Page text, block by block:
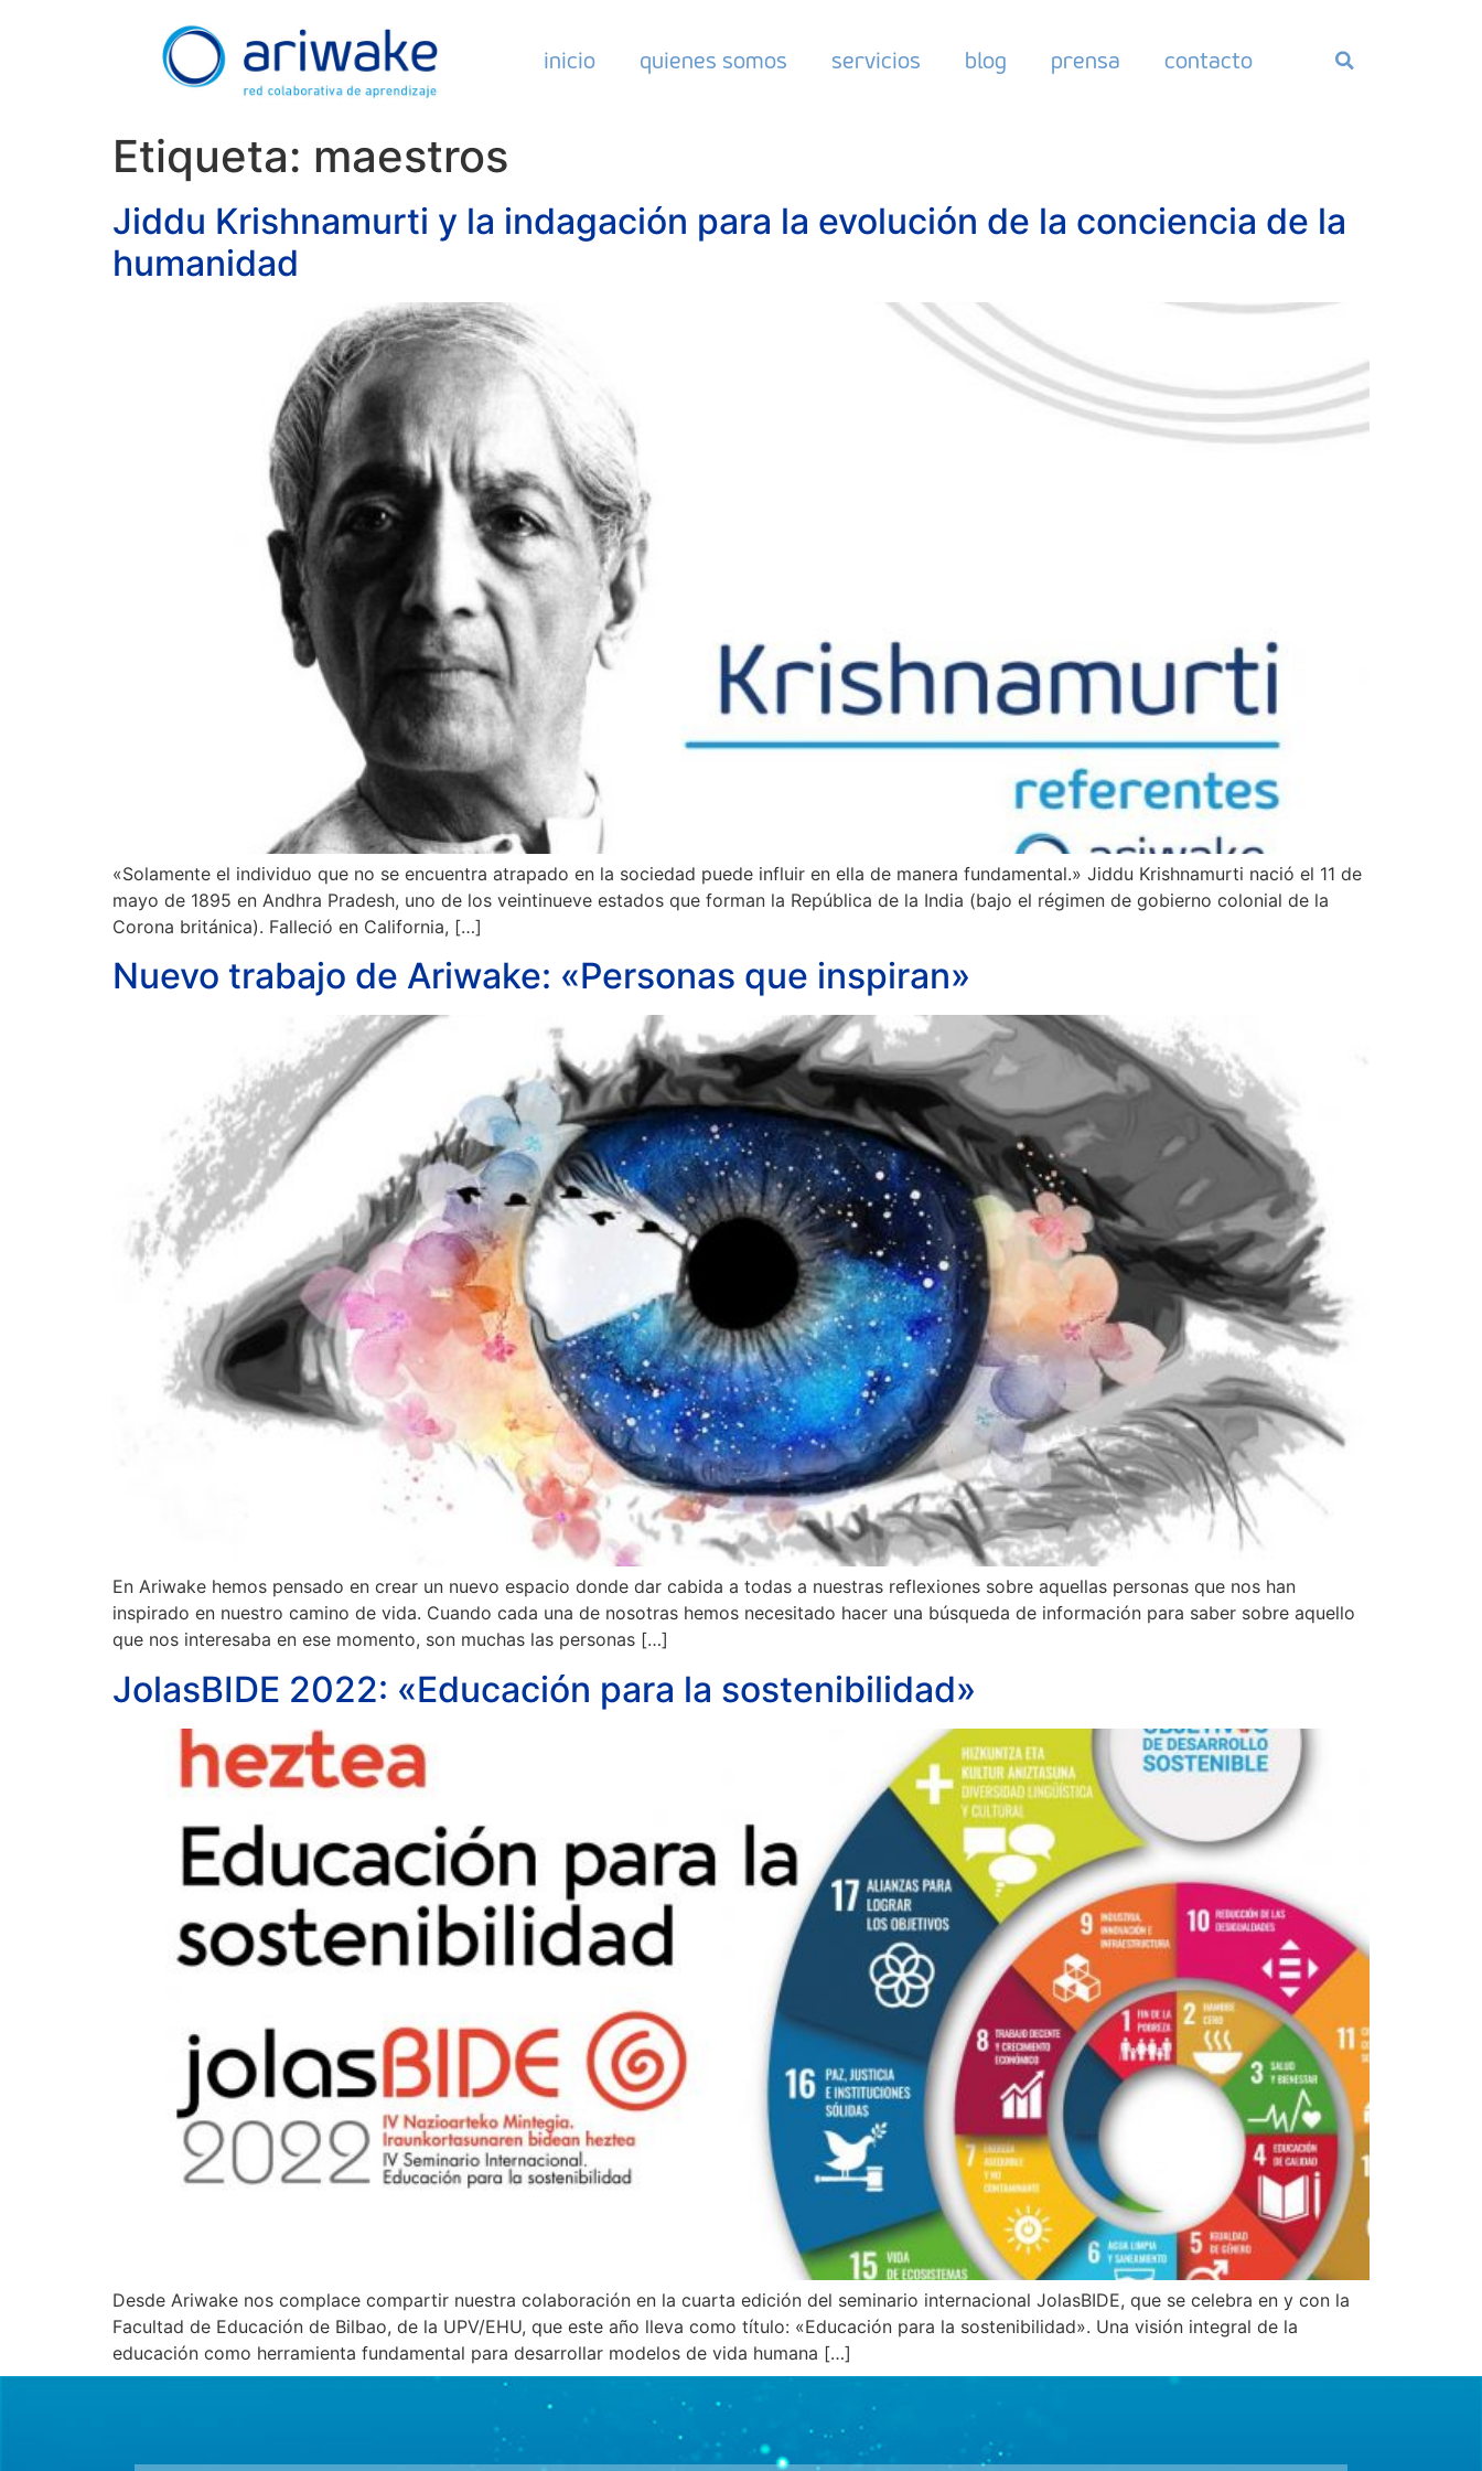
inicio quienes somos servicios blog prensa contacto
Etiqueta: maestros
Jiddu Krishnamurti y la indagación para la evolución de la conciencia de la
humanidad
«Solamente el individuo que no se encuentra atrapado en la sociedad puede influir en ella de manera fundamental.» Jiddu Krishnamurti nació el 11 de
mayo de 1895 en Andhra Pradesh, uno de los veintinueve estados que forman la República de la India (bajo el régimen de gobierno colonial de la
Corona británica). Falleció en California, […]
Nuevo trabajo de Ariwake: «Personas que inspiran»
En Ariwake hemos pensado en crear un nuevo espacio donde dar cabida a todas a nuestras reflexiones sobre aquellas personas que nos han
inspirado en nuestro camino de vida. Cuando cada una de nosotras hemos necesitado hacer una búsqueda de información para saber sobre aquello
que nos interesaba en ese momento, son muchas las personas […]
JolasBIDE 2022: «Educación para la sostenibilidad»
Desde Ariwake nos complace compartir nuestra colaboración en la cuarta edición del seminario internacional JolasBIDE, que se celebra en y con la
Facultad de Educación de Bilbao, de la UPV/EHU, que este año lleva como título: «Educación para la sostenibilidad». Una visión integral de la
educación como herramienta fundamental para desarrollar modelos de vida humana […]